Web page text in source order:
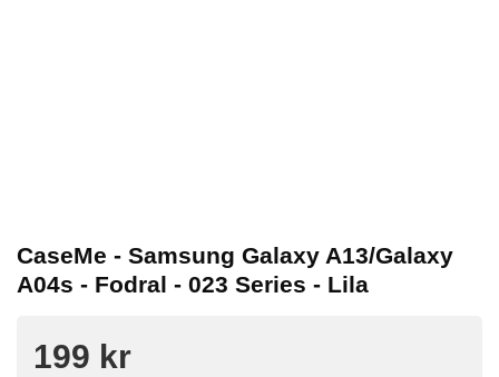
CaseMe - Samsung Galaxy A13/Galaxy
A04s - Fodral - 023 Series - Lila
199 kr